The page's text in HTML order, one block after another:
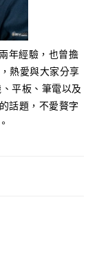
年經驗，也曾擔
熱愛與大家分享
平板、筆電以及
話題，不愛贅字